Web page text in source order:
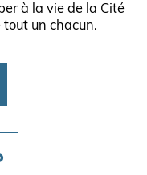
à la vie de la Cité
tout un chacun.